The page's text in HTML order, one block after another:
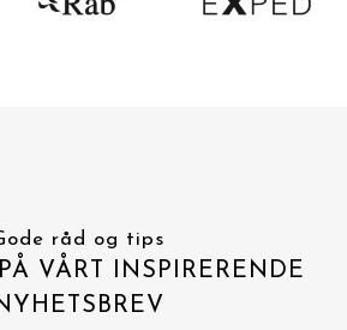
råd og tips
VÅRT INSPIRERENDE